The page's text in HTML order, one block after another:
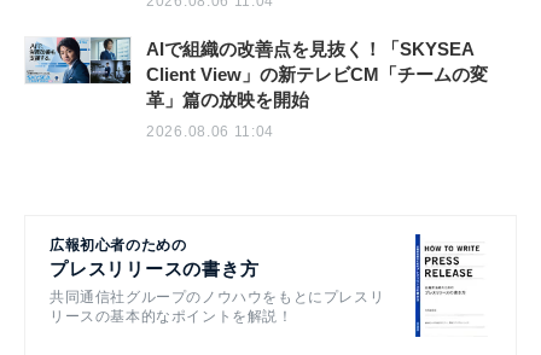
AIで組織の改善点を見抜く！「SKYSEA
Client View」の新テレビCM「チームの変
革」篇の放映を開始
2026.08.06 11:04
広報初心者のための
プレスリリースの書き方
共同通信社グループのノウハウをもとにプレスリ
リースの基本的なポイントを解説！